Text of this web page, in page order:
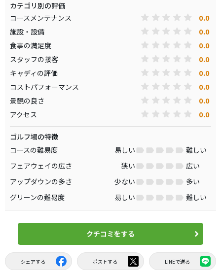
カテゴリ別の評価
コースメンテナンス
0.0
施設・設備 0.0
食事の満足度 0.0
スタッフの接客 0.0
キャディの評価 0.0
コストパフォーマンス 0.0
景観の良さ 0.0
アクセス 0.0
ゴルフ場の特徴
コースの難易度
易しい
難しい
フェアウェイの広さ
狭い
広い
アップダウンの多さ
少ない
多い
グリーンの難易度
易しい 難しい
クチコミをする
シェアする ポストする LINEで送る